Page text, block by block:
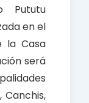
Pututu
en el
la Casa
será
Canchis,